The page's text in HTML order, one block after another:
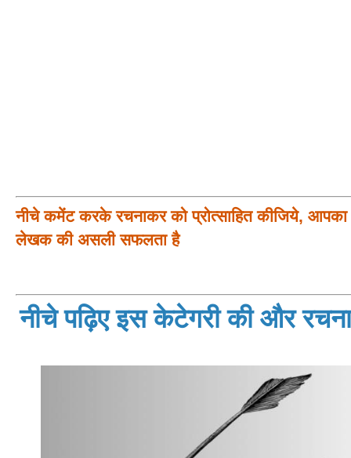
नीचे कमेंट करके रचनाकर को प्रोत्साहित कीजिये, आपका
लेखक की असली सफलता है
नीचे पढ़िए इस केटेगरी की और